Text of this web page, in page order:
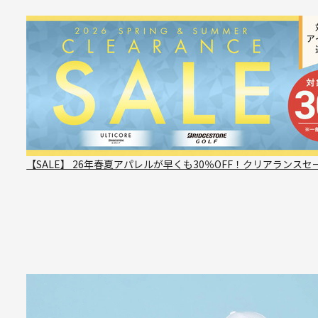
【SALE】 26年春夏アパレルが早くも30％OFF！クリアランスセ